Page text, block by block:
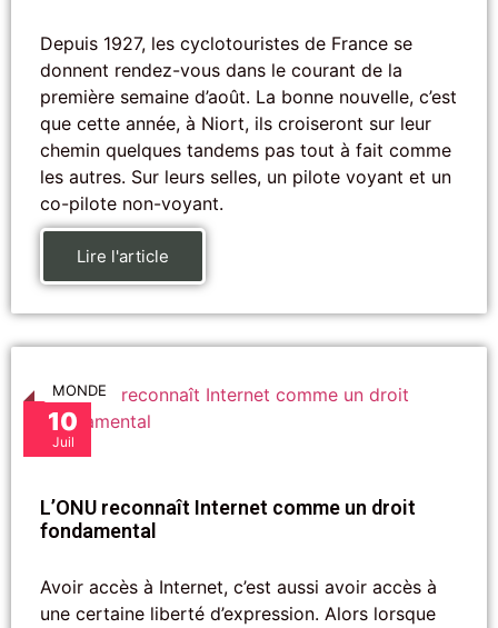
Depuis 1927, les cyclotouristes de France se
donnent rendez-vous dans le courant de la
première semaine d’août. La bonne nouvelle, c’est
que cette année, à Niort, ils croiseront sur leur
chemin quelques tandems pas tout à fait comme
les autres. Sur leurs selles, un pilote voyant et un
co-pilote non-voyant.
Lire l'article
10
Juil
MONDE
L’ONU reconnaît Internet comme un droit
fondamental
Avoir accès à Internet, c’est aussi avoir accès à
une certaine liberté d’expression. Alors lorsque